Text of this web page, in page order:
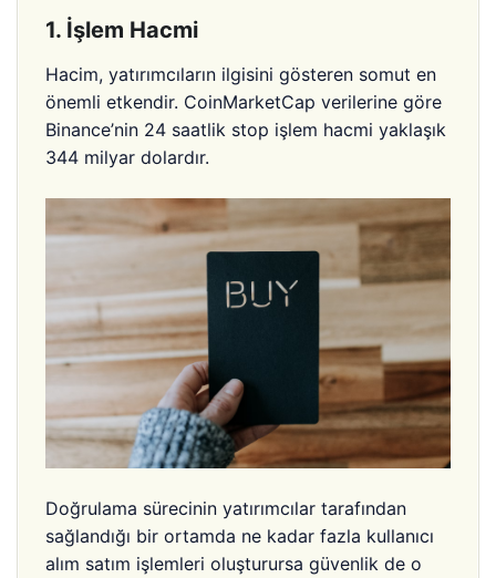
1. İşlem Hacmi
Hacim, yatırımcıların ilgisini gösteren somut en
önemli etkendir. CoinMarketCap verilerine göre
Binance’nin 24 saatlik stop işlem hacmi yaklaşık
344 milyar dolardır.
Doğrulama sürecinin yatırımcılar tarafından
sağlandığı bir ortamda ne kadar fazla kullanıcı
alım satım işlemleri oluşturursa güvenlik de o